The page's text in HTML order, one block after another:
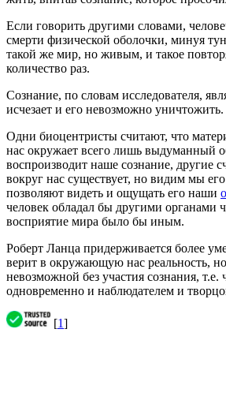
Если говорить другими словами,
смерти физической оболочки, минуя
такой же мир, но живым, и такое
количество раз.
Сознание, по словам исследователя,
исчезает и его невозможно уничтожить.
Одни биоцентристы считают, что
нас окружает всего лишь выдуманный
воспроизводит наше сознание, другие
вокруг нас существует, но видим мы
позволяют видеть и ощущать его наши
человек обладал бы другими органами
восприятие мира было бы иным.
Роберт Ланца придерживается более
верит в окружающую нас реальность, но
невозможной без участия сознания, т.е.
одновременно и наблюдателем и
[1]